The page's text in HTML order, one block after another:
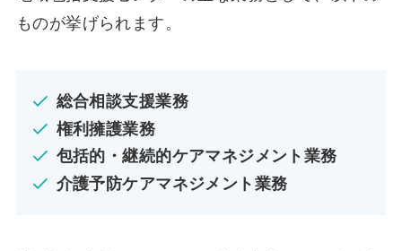
ものが挙げられます。
総合相談支援業務
権利擁護業務
包括的・継続的ケアマネジメント業務
介護予防ケアマネジメント業務